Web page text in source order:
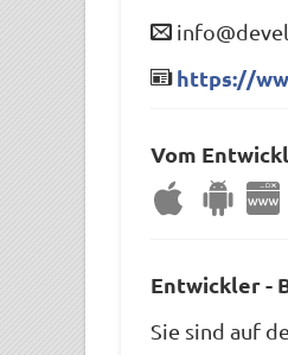
https://
Vom
Entwickler -
Sie sind auf